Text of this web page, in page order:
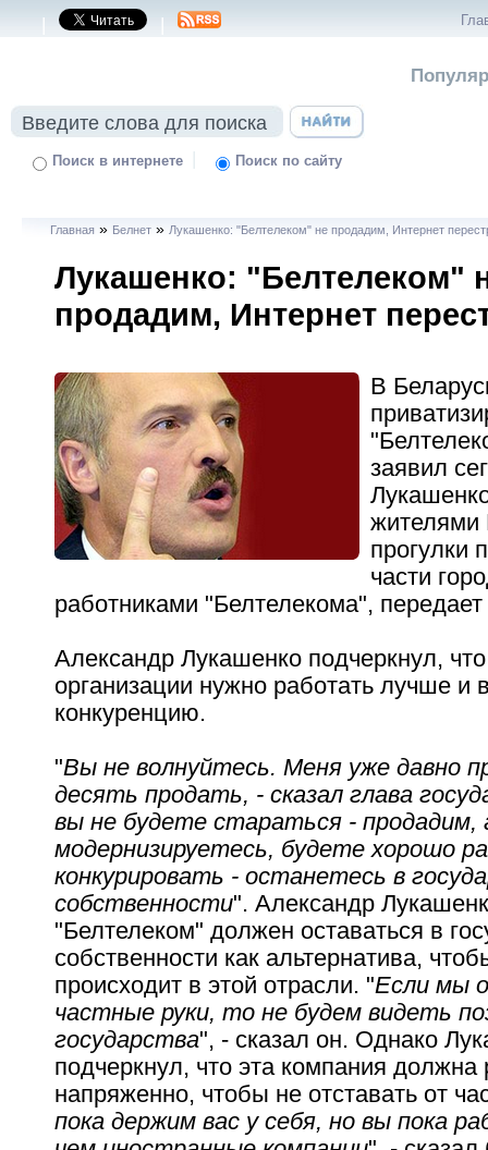
| |
Поиск в интернете | Поиск по сайту
Главная » Белнет » Лукашенко: "Белтелеком" не продадим, Интернет
Лукашенко: "Белтелеком"
продадим, Интернет
В
заявил
жителями
прогулки
части
работниками "Белтелекома", передает
Александр Лукашенко подчеркнул,
организации нужно работать лучше и
конкуренцию.
"Вы не волнуйтесь. Меня уже давно
десять продать, - сказал глава
вы не будете стараться - продадим,
модернизируетесь, будете хорошо
конкурировать - останетесь в
собственности". Александр
"Белтелеком" должен оставаться в
собственности как альтернатива,
происходит в этой отрасли. "Если мы
частные руки, то не будем видеть
государства", - сказал он. Однако
подчеркнул, что эта компания должна
напряженно, чтобы не отставать от
пока держим вас у себя, но вы пока